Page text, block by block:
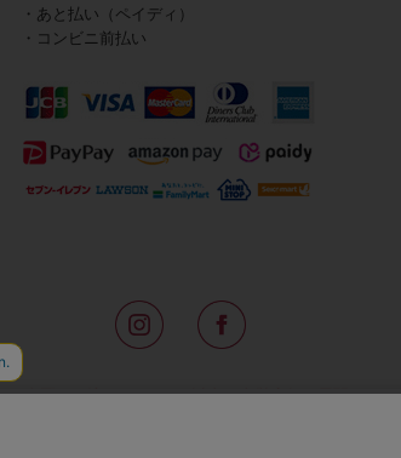
・あと払い（ペイディ）
・コンビニ前払い
め全国の一流ホテルに100以上の直営店舗を展開する